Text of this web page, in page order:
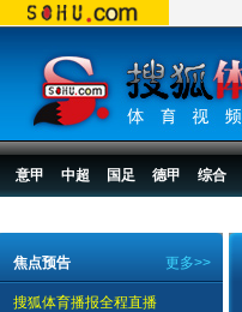
意甲 中超 国足 德甲 综合
更多>>
焦点预告
搜狐体育播报全程直播